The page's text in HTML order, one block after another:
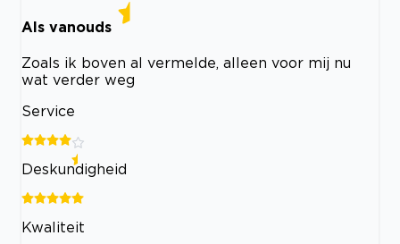
Als vanouds
Zoals ik boven al vermelde, alleen voor mij nu
wat verder weg
Service
Deskundigheid
Kwaliteit